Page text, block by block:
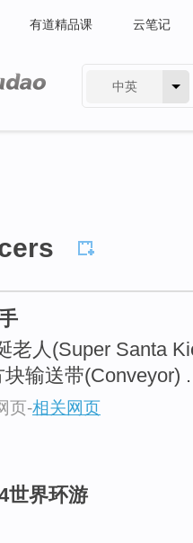
有道精品课 云笔记
中英
老人(Super Santa
块输送带(Conveyor)
页-相关网页
世界环游